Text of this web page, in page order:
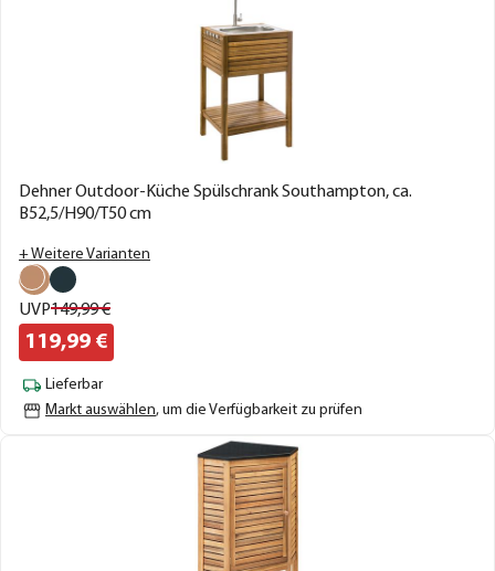
Dehner Outdoor-Küche Spülschrank Southampton, ca.
B52,5/H90/T50 cm
+ Weitere Varianten
UVP149,99€
119,99 €
Lieferbar
Markt auswählen, um die Verfügbarkeit zu prüfen